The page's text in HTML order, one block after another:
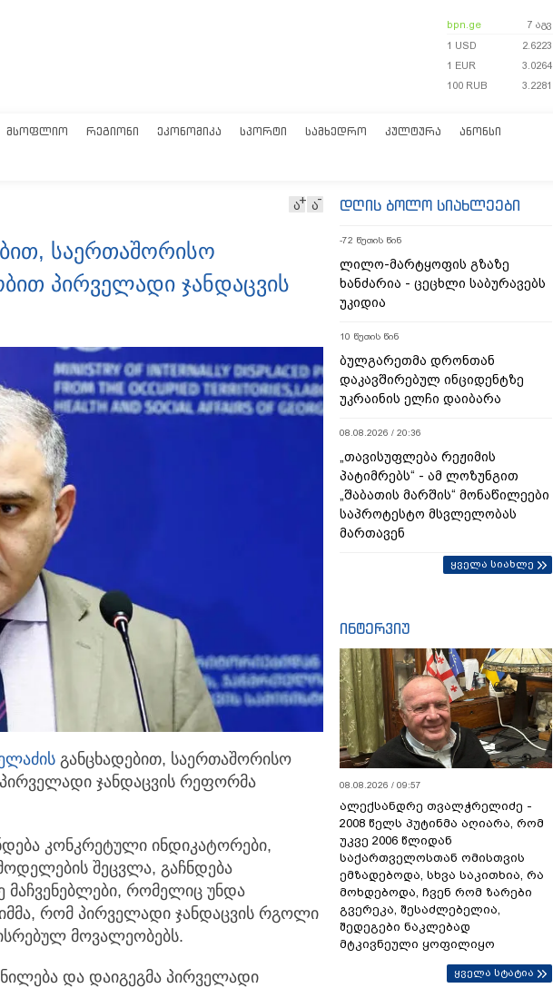
bpn.ge 7 აგვ
1 USD
2.6223
1 EUR
3.0264
100 RUB
3.2281
ᲛᲡᲝᲤᲚᲘᲝ ᲠᲔᲒᲘᲝᲜᲘ ᲔᲙᲝᲜᲝᲛᲘᲙᲐ ᲡᲞᲝᲠᲢᲘ ᲡᲐᲛᲮᲔᲓᲠᲝ ᲙᲣᲚᲢᲣᲠᲐ ᲐᲜᲝᲜᲡᲘ
ა ა
საერთაშორისო
პირველადი ჯანდაცვის
განცხადებით, საერთაშორისო
ჯანდაცვის რეფორმა
კონკრეტული ინდიკატორები,
შეცვლა, გაჩნდება
მაჩვენებლები, რომელიც უნდა
რომ პირველადი ჯანდაცვის რგოლი
მოვალეობებს.
და დაიგეგმა პირველადი
დღის ბოლო სიახლეები
-72 წუთის წინ
ლილო-მარტყოფის გზაზე
ხანძარია - ცეცხლი საბურავებს
უკიდია
10 წუთის წინ
ბულგარეთმა დრონთან
დაკავშირებულ ინციდენტზე
უკრაინის ელჩი დაიბარა
08.08.2026 / 20:36
„თავისუფლება რეჟიმის
პატიმრებს“ - ამ ლოზუნგით
„შაბათის მარშის“ მონაწილეები
საპროტესტო მსვლელობას
მართავენ
ყველა სიახლე
ინტერვიუ
08.08.2026 / 09:57
ალექსანდრე თვალჭრელიძე -
2008 წელს პუტინმა აღიარა, რომ
უკვე 2006 წლიდან
საქართველოსთან ომისთვის
ემზადებოდა, სხვა საკითხია, რა
მოხდებოდა, ჩვენ რომ ზარები
გვერეკა, შესაძლებელია,
შედეგები ნაკლებად
მტკივნეული ყოფილიყო
ყველა სტატია